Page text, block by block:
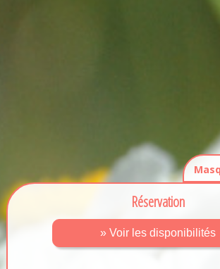
Réservation
» Voir les disponibilités